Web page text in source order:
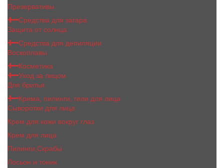
Презервативы
Средства для загара
Защита от солнца
Средства для депиляции
Воскоплавы
Косметика
Уход за лицом
Для бритья
Крема, пилинги, гели для лица
Сыворотки для лица
Крем для кожи вокруг глаз
Крем для лица
Пилинги,Скрабы
Лосьон и тоник